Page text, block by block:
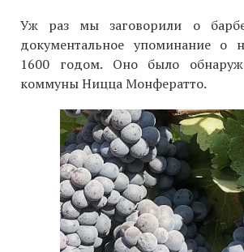
Уж раз мы заговорили о
документальное упоминание о
1600 годом. Оно было
коммуны Ницца Монфератто.